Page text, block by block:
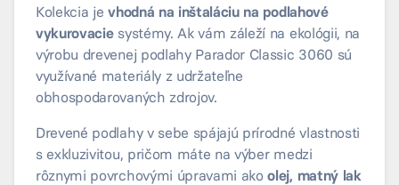
Kolekcia jevhodná na inštaláciu na podlahové
vykurovaciesystémy. Ak vám záleží na ekológii, na
výrobu drevenej podlahy Parador Classic 3060 sú
využívané materiály z udržateľne
obhospodarovaných zdrojov.
Drevené podlahy v sebe spájajú prírodné vlastnosti
s exkluzivitou, pričom máte na výber medzi
rôznymi povrchovými úpravami akoolej, matný lak